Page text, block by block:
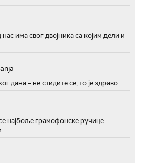
има свог двојника са којим дели и
дана – не стидите се, то је здраво
најбоље грамофонске ручице